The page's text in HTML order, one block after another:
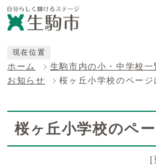
現在位置
ホーム 生駒市内の小・中学校一
お知らせ
桜ヶ丘小学校のページ
桜ヶ丘小学校のペ
[